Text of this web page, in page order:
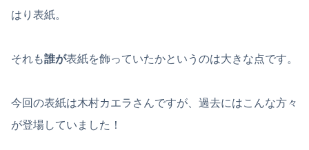
はり表紙。
それも誰が表紙を飾っていたかというのは大きな点です。
今回の表紙は木村カエラさんですが、過去にはこんな方々
が登場していました！